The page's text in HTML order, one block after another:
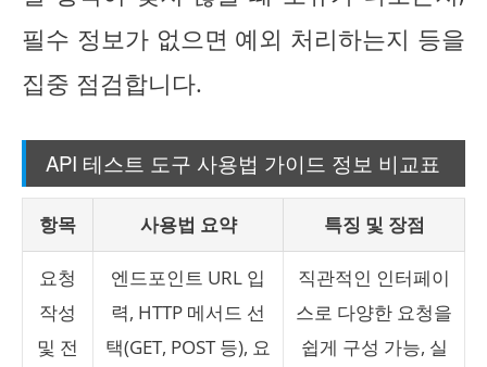
필수 정보가 없으면 예외 처리하는지 등을
집중 점검합니다.
API 테스트 도구 사용법 가이드 정보 비교표
항목 사용법 요약 특징 및 장점
요청
작성
및 전
엔드포인트 URL 입
력, HTTP 메서드 선
택(GET, POST 등), 요
직관적인 인터페이
스로 다양한 요청을
쉽게 구성 가능, 실